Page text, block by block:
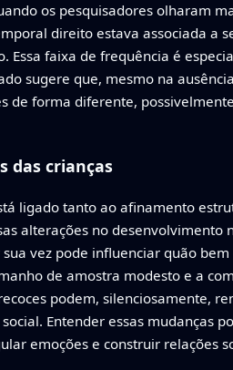
os pesquisadores olharam
direito estava associada a
Essa faixa de frequência é
sugere que, mesmo na
de forma diferente,
das crianças
ligado tanto ao afinamento
alterações no
vez pode influenciar quão
de amostra modesto e a
podem, silenciosamente,
Entender essas mudanças
emoções e construir relações